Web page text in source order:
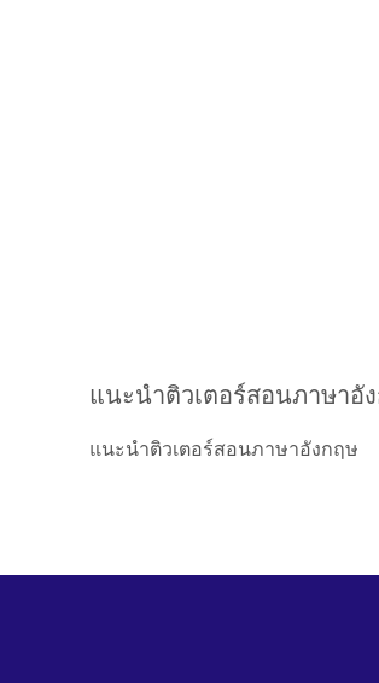
แนะนำติวเตอร์สอนภาษาอั
แนะนำติวเตอร์สอนภาษาอังกฤษ